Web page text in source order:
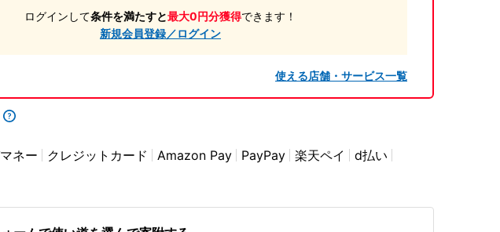
ログインして条件を満たすと最大0円分獲得できます！
新規会員登録／ログイン
使える店舗・サービス一覧
ネー クレジットカード Amazon Pay PayPay 楽天ペイ
d払い